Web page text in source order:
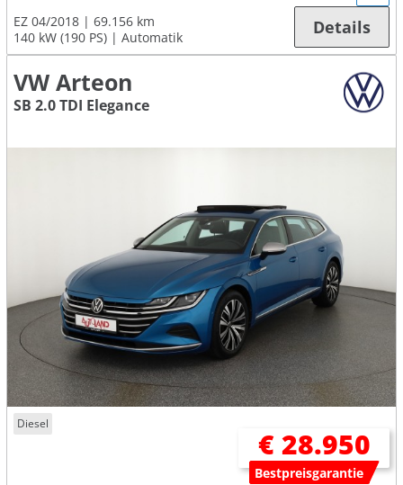
EZ 04/2018
69.156 km
140 kW (190 PS)
Automatik Details
VW Arteon
SB 2.0 TDI Elegance
Diesel
€ 28.950
Bestpreisgarantie